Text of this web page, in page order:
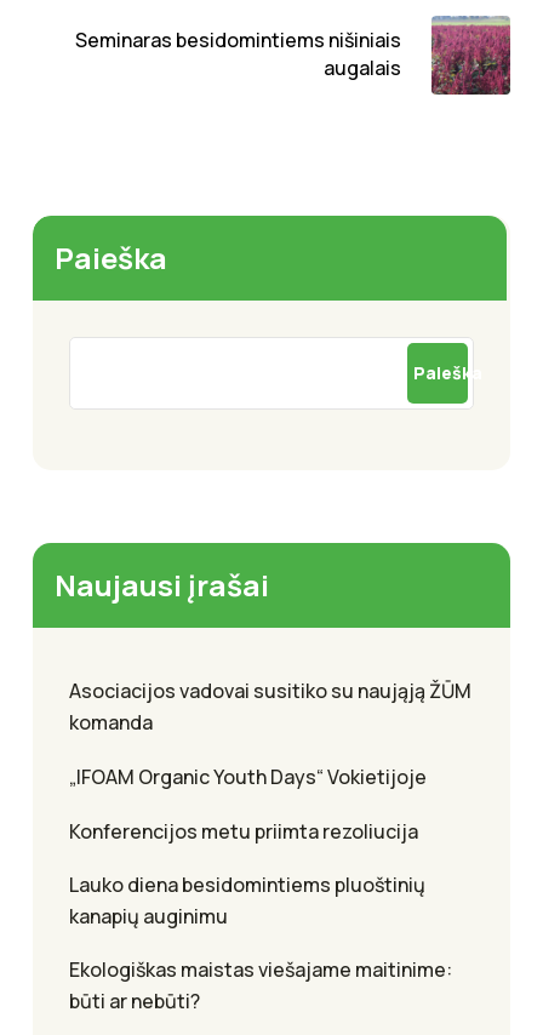
Seminaras besidomintiems nišiniais
augalais
Paieška
Paieška
Naujausi įrašai
Asociacijos vadovai susitiko su naująją ŽŪM
komanda
„IFOAM Organic Youth Days“ Vokietijoje
Konferencijos metu priimta rezoliucija
Lauko diena besidomintiems pluoštinių
kanapių auginimu
Ekologiškas maistas viešajame maitinime:
būti ar nebūti?